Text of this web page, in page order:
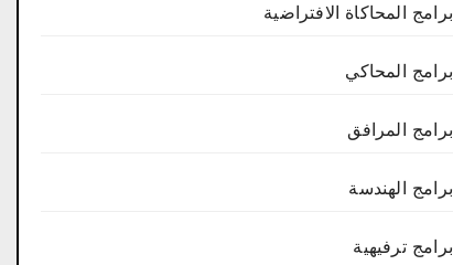
برامج المحاكاة الافتراضية
برامج المحاكي
برامج المرافق
برامج الهندسة
برامج ترفيهية